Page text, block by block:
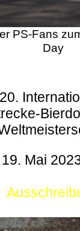
PS-Fans
Day
20.
Mai